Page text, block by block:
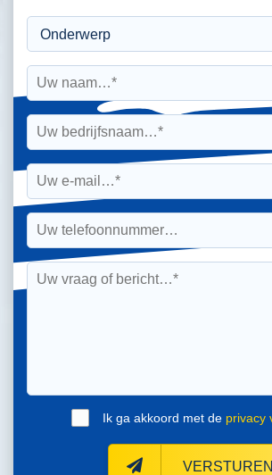
Ik ga akkoord met de privacy
VERSTUREN